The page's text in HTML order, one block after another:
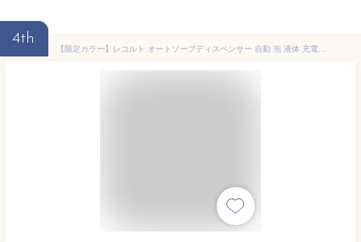
4th
【限定カラー】レコルト オートソープディスペンサー 自動 泡 液体 充電式 ハンドソープ 洗剤 洗面所 キッチン 台所 洗面 コンパクト おしゃれ かわいい シンプル ディスペンサー USB充電 食器用洗剤 防水 RDS-1 RDS-2［ recolte 充電式オートディスペンサー 泡用／液体用 ］